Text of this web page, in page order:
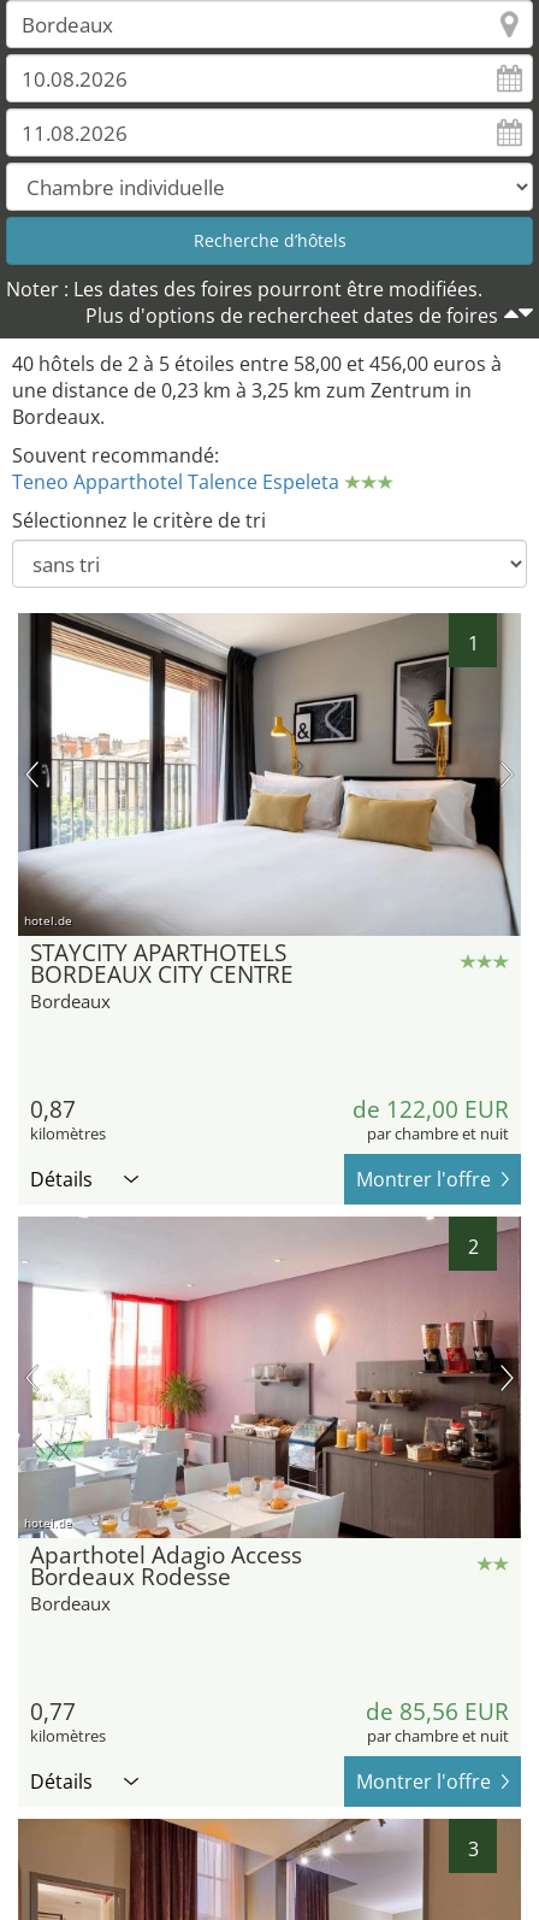
Noter : Les dates des foires pourront être modifiées.
Plus d'options de rechercheet dates de foires
40 hôtels de 2 à 5 étoiles entre 58,00 et 456,00 euros à
une distance de 0,23 km à 3,25 km zum Zentrum in
Bordeaux.
Souvent recommandé:
Teneo Apparthotel Talence Espeleta
Sélectionnez le critère de tri
1
hotel.de
STAYCITY APARTHOTELS
BORDEAUX CITY CENTRE
Bordeaux
0,87
kilomètres
de 122,00 EUR
par chambre et nuit
Détails Montrer l'offre
2
hotel.de
Aparthotel Adagio Access
Bordeaux Rodesse
Bordeaux
0,77
kilomètres
de 85,56 EUR
par chambre et nuit
Détails Montrer l'offre
3